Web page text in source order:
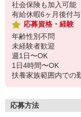
社会保険も加入可能
有給休暇6ヶ月後付与
応募資格・経験
年齢性別不問
未経験者歓迎
週1日〜OK
1日4時間〜OK
扶養家族範囲内での
応募方法